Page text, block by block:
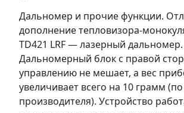
Дальномер и прочие функции.
дополнение тепловизора-
TD421 LRF — лазерный дальномер.
Дальномерный блок с правой
управлению не мешает, а вес
увеличивает всего на 10 грамм
производителя). Устройство